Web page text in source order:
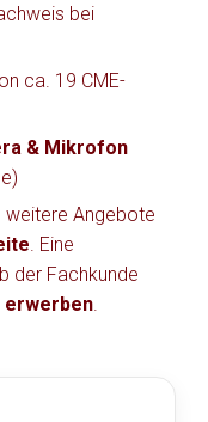
bei
ca. 19 CME-
& Mikrofon
weitere Angebote
. Eine
der Fachkunde
erwerben